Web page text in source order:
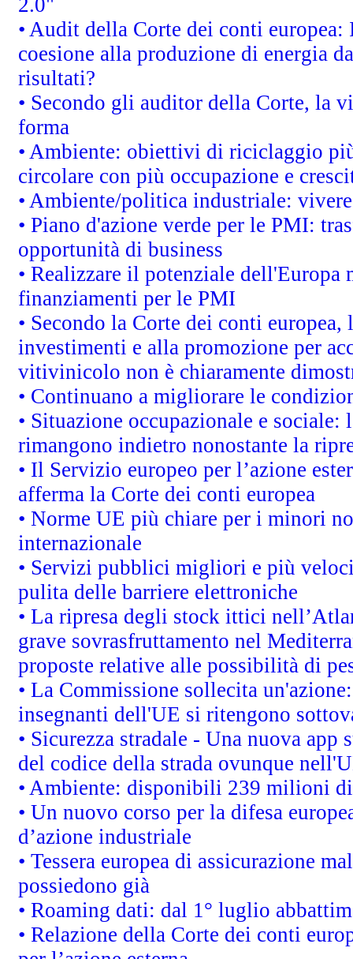
• Audit della Corte dei conti
coesione alla produzione di energia
risultati?
• Secondo gli auditor della Corte, la
forma
• Ambiente: obiettivi di riciclaggio
circolare con più occupazione e
• Ambiente/politica industriale:
• Piano d'azione verde per le PMI:
opportunità di business
• Realizzare il potenziale
finanziamenti per le PMI
• Secondo la Corte dei conti
investimenti e alla promozione per
vitivinicolo non è chiaramente
• Continuano a migliorare le
• Situazione occupazionale e
rimangono indietro nonostante la
• Il Servizio europeo per l’azione
afferma la Corte dei conti europea
• Norme UE più chiare per i minori
internazionale
• Servizi pubblici migliori e più
pulita delle barriere elettroniche
• La ripresa degli stock ittici
grave sovrasfruttamento nel
proposte relative alle possibilità di
• La Commissione sollecita
insegnanti dell'UE si ritengono
• Sicurezza stradale - Una nuova
del codice della strada ovunque
• Ambiente: disponibili 239 milioni
• Un nuovo corso per la difesa
d’azione industriale
• Tessera europea di assicurazione
possiedono già
• Roaming dati: dal 1° luglio
• Relazione della Corte dei conti